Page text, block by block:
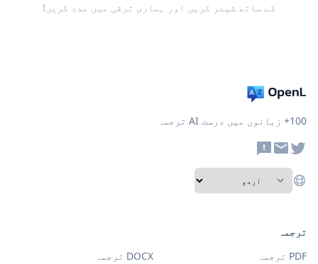
کے ساتھ شیئر کریں اور ہماری ترقی میں مدد کریں!
100+ زبانوں میں درست AI ترجمہ
ترجمہ
PDF ترجمہ
DOCX ترجمہ